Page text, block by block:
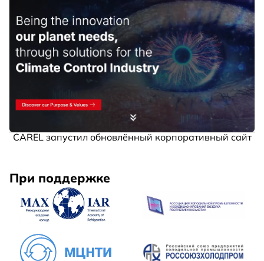
CAREL запустил обновлённый корпоративный сайт
При поддержке